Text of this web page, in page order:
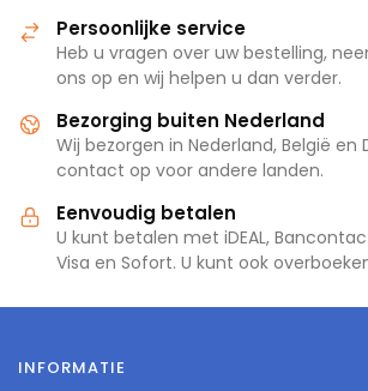
Persoonlijke service
Heb u vragen over uw bestelling,
ons op en wij helpen u dan verder.
Bezorging buiten Nederland
Wij bezorgen in Nederland, België en
contact op voor andere landen.
Eenvoudig betalen
U kunt betalen met iDEAL,
Visa en Sofort. U kunt ook
INFORMATIE